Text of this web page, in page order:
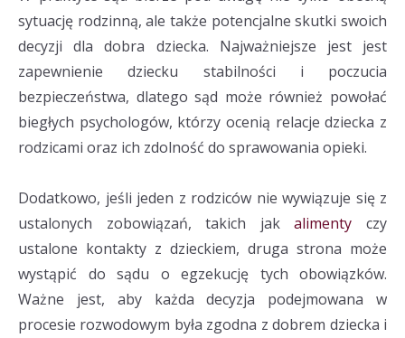
sytuację rodzinną, ale także potencjalne skutki swoich
decyzji dla dobra dziecka. Najważniejsze jest jest
zapewnienie dziecku stabilności i poczucia
bezpieczeństwa, dlatego sąd może również powołać
biegłych psychologów, którzy ocenią relacje dziecka z
rodzicami oraz ich zdolność do sprawowania opieki.
Dodatkowo, jeśli jeden z rodziców nie wywiązuje się z
ustalonych zobowiązań, takich jakalimenty czy
ustalone kontakty z dzieckiem, druga strona może
wystąpić do sądu o egzekucję tych obowiązków.
Ważne jest, aby każda decyzja podejmowana w
procesie rozwodowym była zgodna z dobrem dziecka i